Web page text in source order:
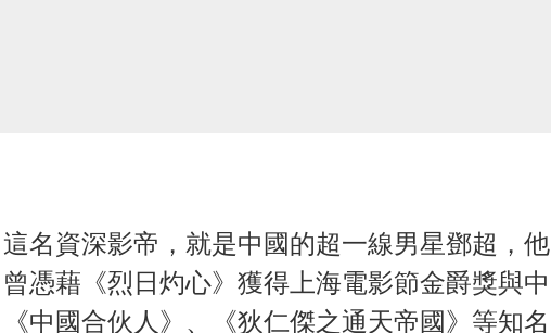
名資深影帝，就是中國的超一線男星鄧超，他
憑藉《烈日灼心》獲得上海電影節金爵獎與中
中國合伙人》、《狄仁傑之通天帝國》等知名